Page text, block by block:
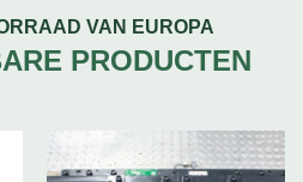
VAN EUROPA
PRODUCTEN